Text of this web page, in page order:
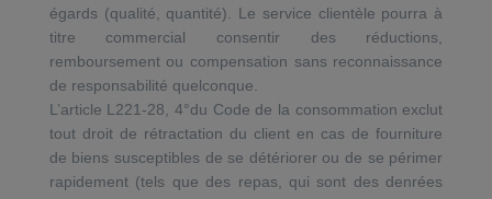
égards (qualité, quantité). Le service clientèle pourra à
titre commercial consentir des réductions,
remboursement ou compensation sans reconnaissance
de responsabilité quelconque.
L’article L221-28, 4°du Code de la consommation exclut
tout droit de rétractation du client en cas de fourniture
de biens susceptibles de se détériorer ou de se périmer
rapidement (tels que des repas, qui sont des denrées